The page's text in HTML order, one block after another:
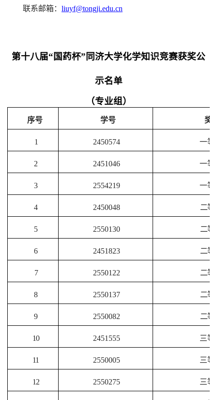
联系邮箱： liuyf@tongji.edu.cn
第十八届“国药杯”同济大学化学知识竞赛获奖公
示名单
（专业组）
序号 学号 奖
1 2450574 一等
2 2451046 一等
3 2554219 一等
4 2450048 二等
5 2550130 二等
6 2451823 二等
7 2550122 二等
8 2550137 二等
9 2550082 二等
10 2451555 三等
11 2550005 三等
12 2550275 三等